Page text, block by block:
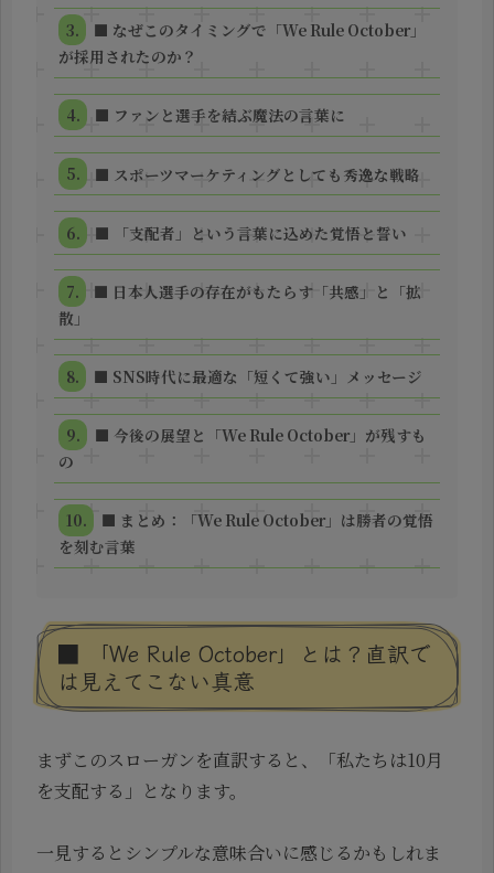
■ なぜこのタイミングで「We Rule October」
が採用されたのか？
■ ファンと選手を結ぶ魔法の言葉に
■ スポーツマーケティングとしても秀逸な戦略
■ 「支配者」という言葉に込めた覚悟と誓い
■ 日本人選手の存在がもたらす「共感」と「拡
散」
■ SNS時代に最適な「短くて強い」メッセージ
■ 今後の展望と「We Rule October」が残すも
の
■ まとめ：「We Rule October」は勝者の覚悟
を刻む言葉
■ 「We Rule October」とは？直訳で
は見えてこない真意
まずこのスローガンを直訳すると、「私たちは10月
を支配する」となります。
一見するとシンプルな意味合いに感じるかもしれま